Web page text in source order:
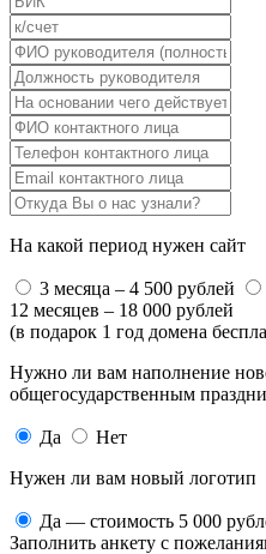
На какой период нужен сайт
3 месяца – 4 500 рублей
12 месяцев – 18 000 рублей
(в подарок 1 год домена
Нужно ли вам наполнение
общегосударственным
Да
Нет
Нужен ли вам новый логотип
Да — стоимость 5 000
Заполнить анкету с